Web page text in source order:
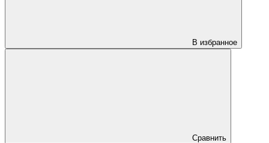
В избранное
Сравнить